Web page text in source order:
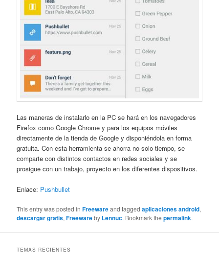
Las maneras de instalarlo en la PC se hará en los navegadores
Firefox como Google Chrome y para los equipos móviles
directamente de la tienda de Google y disponiéndola en forma
gratuita. Con esta herramienta se ahorra no solo tiempo, se
comparte con distintos contactos en redes sociales y se
prosigue con un trabajo, proyecto en los diferentes dispositivos.
Enlace: Pushbullet
This entry was posted inFreewareand taggedaplicaciones android,
descargar gratis,Freewareby Lennuc. Bookmark thepermalink.
TEMAS RECIENTES